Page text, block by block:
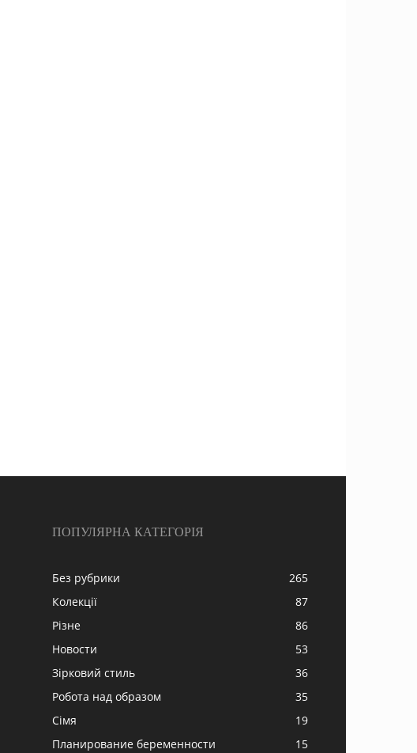
ПОПУЛЯРНА КАТЕГОРІЯ
Без рубрики
265
Колекції
87
Різне
86
Новости
53
Зірковий стиль
36
Робота над образом
35
Сімя
19
Планирование беременности
15